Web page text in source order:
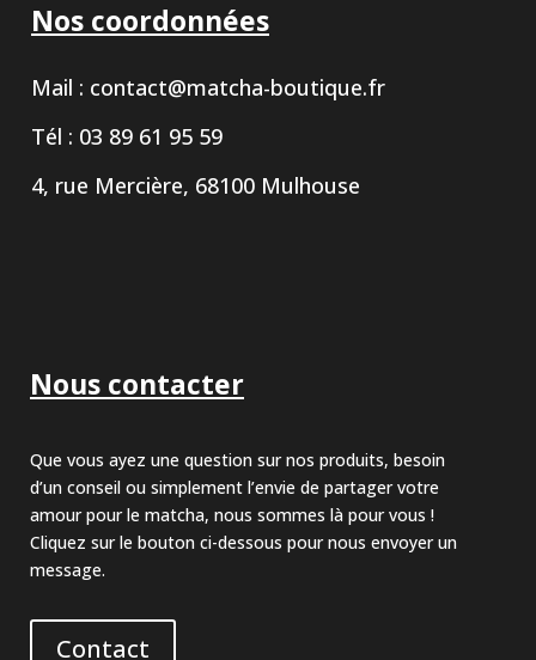
Nos coordonnées
Mail : contact@matcha-boutique.fr
Tél : 03 89 61 95 59
4, rue Mercière, 68100 Mulhouse
Nous contacter
Que vous ayez une question sur nos produits, besoin
d’un conseil ou simplement l’envie de partager votre
amour pour le matcha, nous sommes là pour vous !
Cliquez sur le bouton ci-dessous pour nous envoyer un
message.
Contact